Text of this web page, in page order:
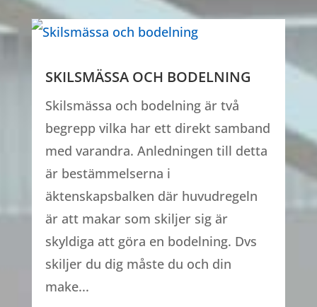
SKILSMÄSSA OCH BODELNING
Skilsmässa och bodelning är två
begrepp vilka har ett direkt samband
med varandra. Anledningen till detta
är bestämmelserna i
äktenskapsbalken där huvudregeln
är att makar som skiljer sig är
skyldiga att göra en bodelning. Dvs
skiljer du dig måste du och din
make...